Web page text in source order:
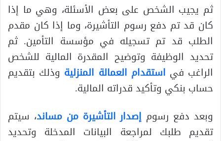
ثم يجيب الشخص على بعض الأسئلة، وهي ما إذا
كان قد تم دفع رسوم التأشيرة، وما إذا كان مقدم
الطلب قد تم تسجيله في مؤسسة التأمين. ثم
تحديد الوظيفة وتوضيح المقدرة المالية للشخص
الراغب في استقدام العمالة المنزلية وذلك بتقديم
حساب بنكي وتأكيد قدراته المالية.
وبعد دفع رسوم إصدار التأشيرة من مساند، سيتم
تقديم طلبك لمراجعة البيانات المدخلة وتحديد